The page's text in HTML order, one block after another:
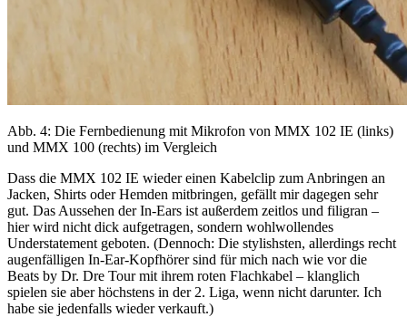
Abb. 4: Die Fernbedienung mit Mikrofon von MMX 102 IE (links)
und MMX 100 (rechts) im Vergleich
Dass die MMX 102 IE wieder einen Kabelclip zum Anbringen an
Jacken, Shirts oder Hemden mitbringen, gefällt mir dagegen sehr
gut. Das Aussehen der In-Ears ist außerdem zeitlos und filigran –
hier wird nicht dick aufgetragen, sondern wohlwollendes
Understatement geboten. (Dennoch: Die stylishsten, allerdings recht
augenfälligen In-Ear-Kopfhörer sind für mich nach wie vor die
Beats by Dr. Dre Tour mit ihrem roten Flachkabel – klanglich
spielen sie aber höchstens in der 2. Liga, wenn nicht darunter. Ich
habe sie jedenfalls wieder verkauft.)